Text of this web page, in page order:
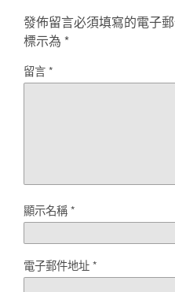
發佈留言必須填寫的電子
標示為 *
留言*
顯示名稱*
電子郵件地址*